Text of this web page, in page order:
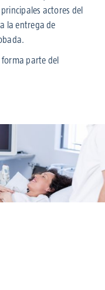
actores del
la entrega de
parte del